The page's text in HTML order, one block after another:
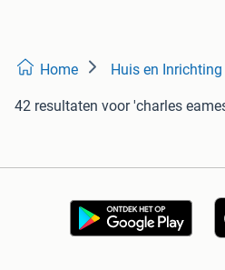
Home Huis en Inrichting
42 resultaten voor 'charles